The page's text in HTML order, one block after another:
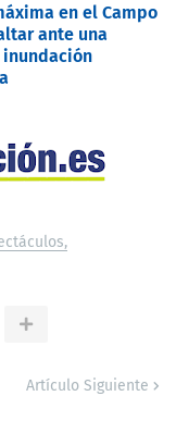
en el Campo
ante una
Artículo Siguiente